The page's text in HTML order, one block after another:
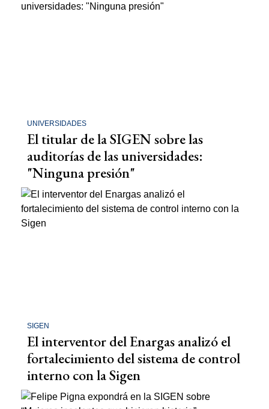
UNIVERSIDADES
El titular de la SIGEN sobre las
auditorías de las universidades:
"Ninguna presión"
SIGEN
El interventor del Enargas analizó el
fortalecimiento del sistema de control
interno con la Sigen